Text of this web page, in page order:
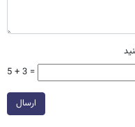
5 + 3 =
ارسال